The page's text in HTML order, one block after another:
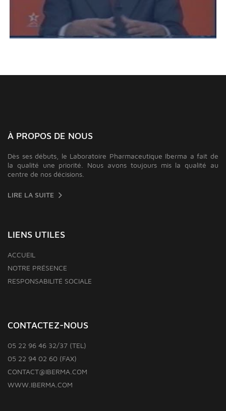
À PROPOS DE NOUS
Dès ses débuts, le Laboratoire Pharmaceutique Iberma a fait de
la qualité une priorité. Nous avons toujours mis la qualité au
centre de nos décisions.
LIRE LA SUITE
LIENS UTILES
ACCUEIL
NOTRE PRÉSENCE
RESPONSABILITÉ SOCIALE
CONTACTEZ-NOUS
05 22 96 46 32/37 (TEL)
05 22 94 02 60 (FAX)
CONTACT@IBERMA.COM
WWW.IBERMA.COM